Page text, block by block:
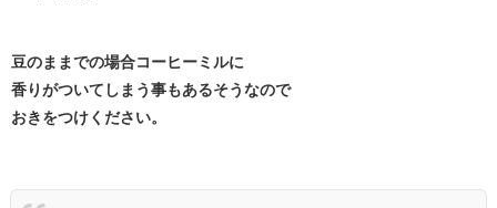
豆のままでの場合コーヒーミルに
香りがついてしまう事もあるそうなので
おきをつけください。